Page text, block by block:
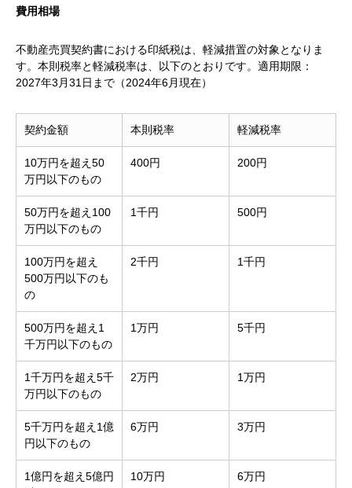
費用相場
不動産売買契約書における印紙税は、軽減措置の対象となりま
す。本則税率と軽減税率は、以下のとおりです。適用期限：
2027年3月31日まで（2024年6月現在）
契約金額 本則税率 軽減税率
10万円を超え50
万円以下のもの
400円 200円
50万円を超え100
万円以下のもの
1千円 500円
100万円を超え
500万円以下のも
の
2千円 1千円
500万円を超え1
千万円以下のもの
1万円 5千円
1千万円を超え5千
万円以下のもの
2万円 1万円
5千万円を超え1億
円以下のもの
6万円 3万円
1億円を超え5億円
10万円 6万円